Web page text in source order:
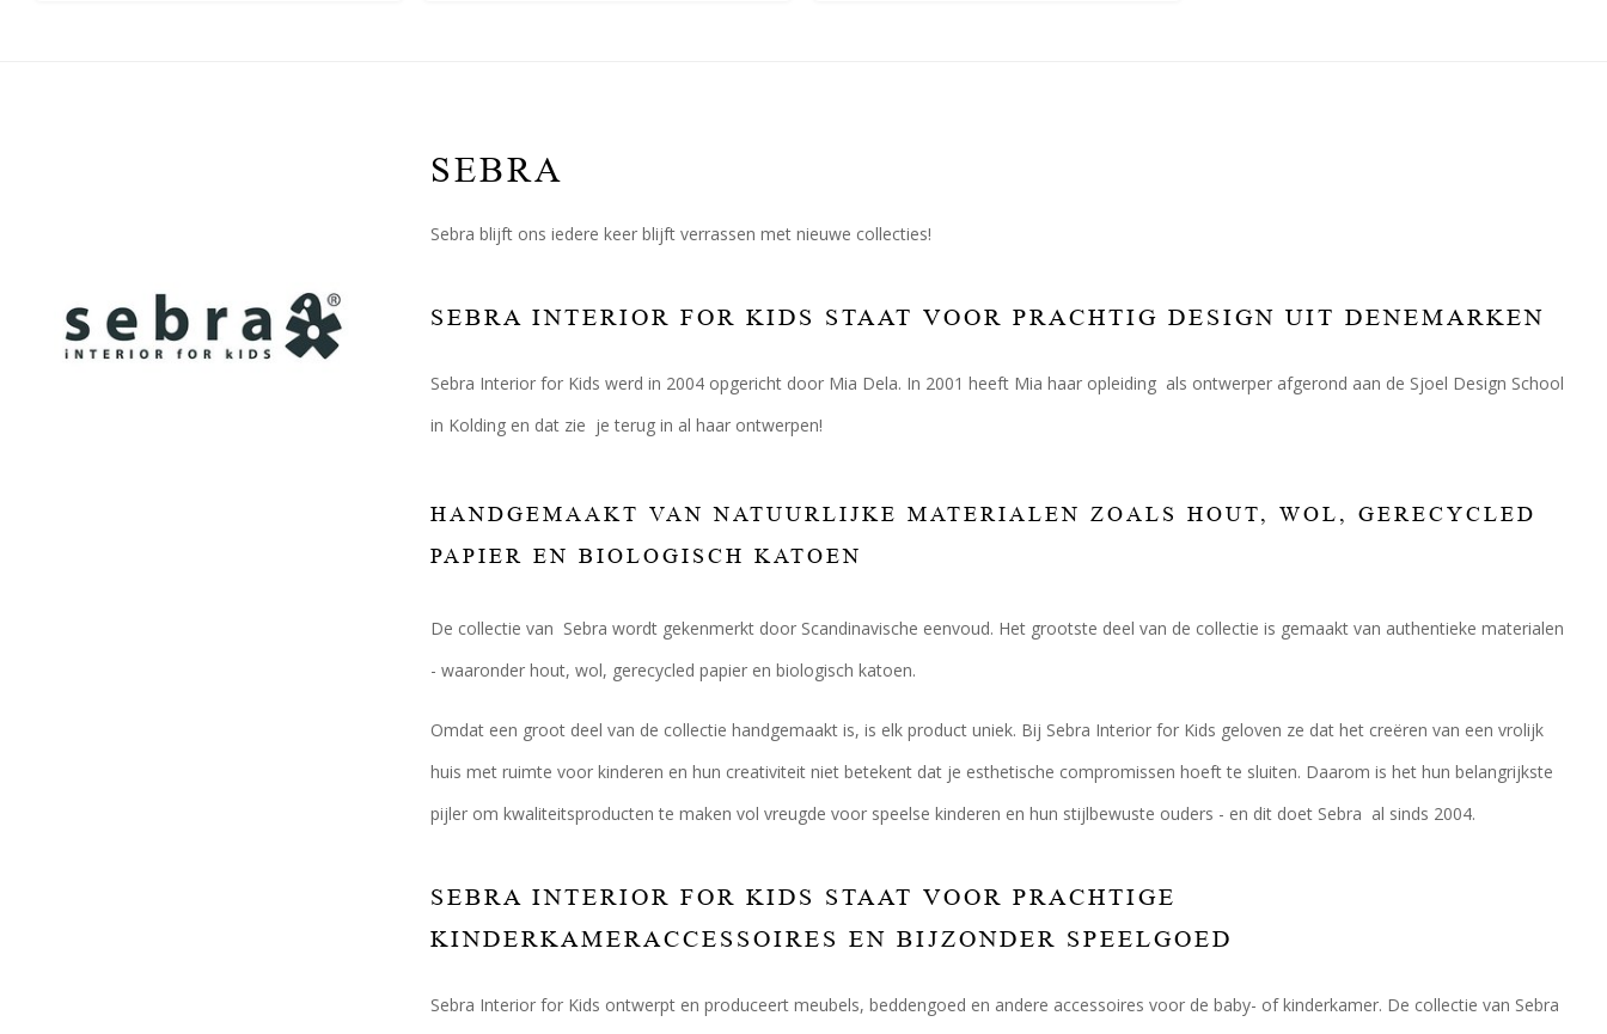
SEBRA
Sebra blijft ons iedere keer blijft verrassen met nieuwe collecties!
SEBRA INTERIOR FOR KIDS STAAT VOOR PRACHTIG DESIGN UIT DENEMARKEN
Sebra Interior for Kids werd in 2004 opgericht door Mia Dela. In 2001 heeft Mia haar opleiding als ontwerper afgerond aan de Sjoel Design School
in Kolding en dat zie je terug in al haar ontwerpen!
HANDGEMAAKT VAN NATUURLIJKE MATERIALEN ZOALS HOUT, WOL, GERECYCLED
PAPIER EN BIOLOGISCH KATOEN
De collectie van Sebra wordt gekenmerkt door Scandinavische eenvoud. Het grootste deel van de collectie is gemaakt van authentieke materialen
- waaronder hout, wol, gerecycled papier en biologisch katoen.
Omdat een groot deel van de collectie handgemaakt is, is elk product uniek. Bij Sebra Interior for Kids geloven ze dat het creëren van een vrolijk
huis met ruimte voor kinderen en hun creativiteit niet betekent dat je esthetische compromissen hoeft te sluiten. Daarom is het hun belangrijkste
pijler om kwaliteitsproducten te maken vol vreugde voor speelse kinderen en hun stijlbewuste ouders - en dit doet Sebra al sinds 2004.
SEBRA INTERIOR FOR KIDS STAAT VOOR PRACHTIGE
KINDERKAMERACCESSOIRES EN BIJZONDER SPEELGOED
Sebra Interior for Kids ontwerpt en produceert meubels, beddengoed en andere accessoires voor de baby- of kinderkamer. De collectie van Sebra